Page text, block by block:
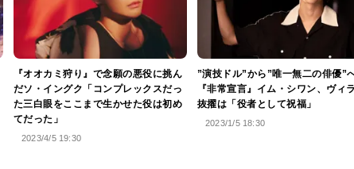
『オオカミ狩り』で念願の悪役に挑ん
だソ・イングク「コンプレックスだっ
た三白眼をここまで生かせた役は初め
てだった」
2023/4/5 19:30
”演技ドル”から”唯一無二の俳優”へ
『非常宣言』イム・シワン、ヴィ
抜擢は「役者として祝福」
2023/1/5 18:30